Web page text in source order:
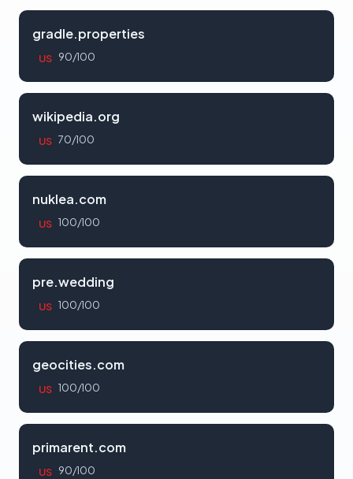
gradle.properties
US 90/100
wikipedia.org
US 70/100
nuklea.com
US 100/100
pre.wedding
US 100/100
geocities.com
US 100/100
primarent.com
US 90/100